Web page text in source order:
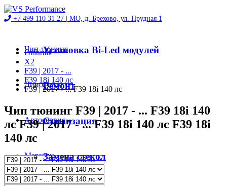
+7 499 110 31 27 | МО, д. Брехово, ул. Прудная 1
Чип-тюнинг
Диностенд
Автосервис
Магазин
Установка Bi-Led модулей
Ремонт
Стилизация
Замена стекол
Главная
X2
F39 | 2017 - ...
F39 18i 140 лс
F39 | 2017 - ... F39 18i 140 лс
Чип тюнинг F39 | 2017 - ... F39 18i 140
лс F39 | 2017 - ... F39 18i 140 лс F39 18i
140 лс